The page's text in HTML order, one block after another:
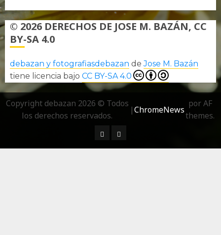
© 2026 DERECHOS DE JOSE M. BAZÁN, CC
BY-SA 4.0
debazan y fotografiasdebazan deJose M. Bazán
tiene licencia bajo CC BY-SA 4.0
Copyright debazan 2026 © Todos
los derechos reservados.
|ChromeNews
por AF
themes.
¿ Quién soy…?
Más información sobre las